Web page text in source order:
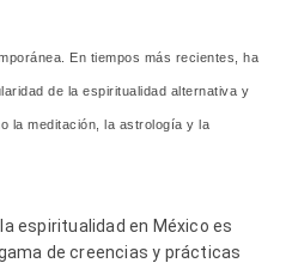
En tiempos más recientes, ha
de la espiritualidad alternativa y
la meditación, la astrología y la
espiritualidad en México es
de creencias y prácticas